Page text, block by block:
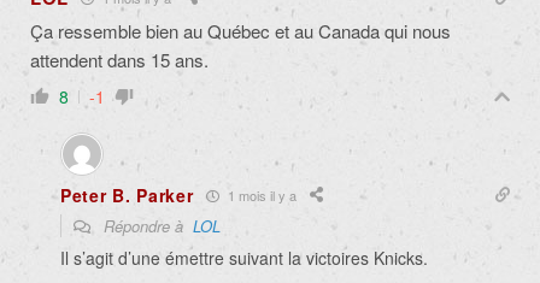
Ça ressemble bien au Québec et au Canada qui nous
attendent dans 15 ans.
8 -1
Peter B. Parker 1 mois il y a
Répondre à LOL
Il s’agit d’une émettre suivant la victoires Knicks.